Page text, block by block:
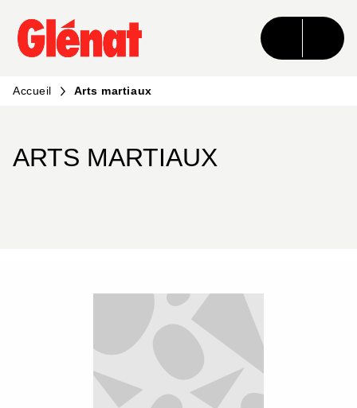
MENU RECHERCHE CONTENU
PIED DE PAGE
Accueil Arts martiaux
ARTS MARTIAUX